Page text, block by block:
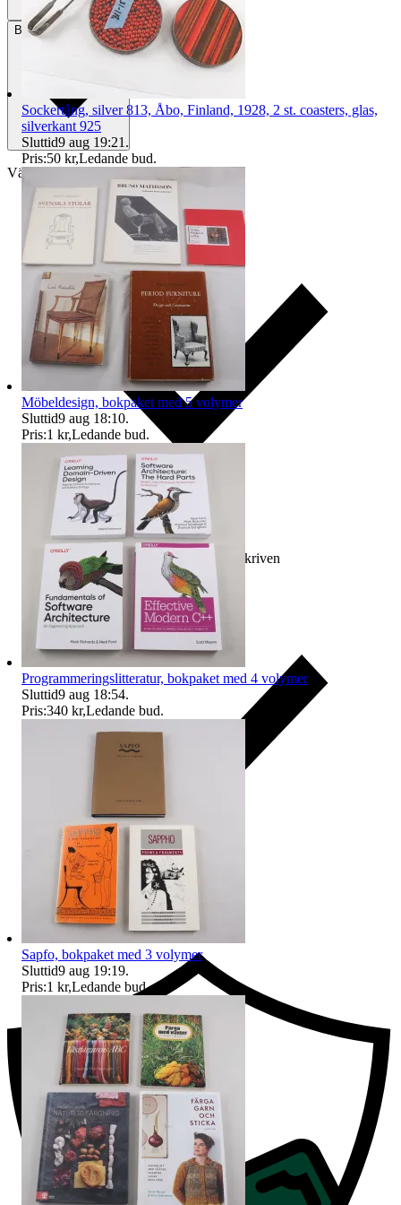
Betalning Via Tradera
Välj till köparskydd
Ersättning om varan inte är som beskriven
Ersättning om du inte får din vara
Sockertång, silver 813, Åbo, Finland, 1928, 2 st. coasters, glas,
silverkant 925
Sluttid9 aug 19:21 .
Pris:50 kr,Ledande bud.
Möbeldesign, bokpaket med 5 volymer
Sluttid9 aug 18:10.
Pris:1 kr,Ledande bud.
Programmeringslitteratur, bokpaket med 4 volymer
Sluttid9 aug 18:54.
Pris:340 kr,Ledande bud.
Sapfo, bokpaket med 3 volymer
Sluttid9 aug 19:19.
Pris:1 kr,Ledande bud.